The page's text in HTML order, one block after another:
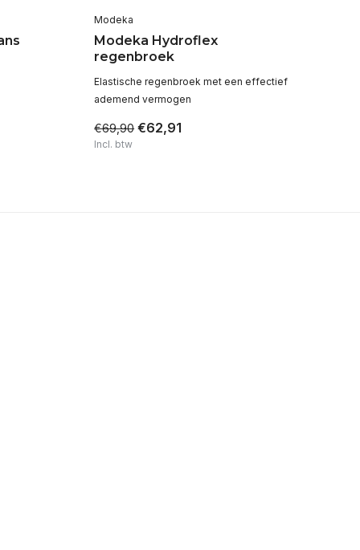
Modeka
Modeka Hydroflex
regenbroek
Elastische regenbroek met een effectief
ademend vermogen
€69,90 €62,91
Incl. btw